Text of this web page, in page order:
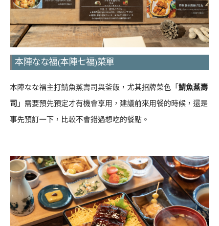
本陣なな福(本陣七福)菜單
本陣なな福主打鯖魚蒸壽司與釜飯，尤其招牌菜色「 鯖魚蒸壽
司 」需要預先預定才有機會享用，建議前來用餐的時候，還是
事先預訂一下，比較不會錯過想吃的餐點。